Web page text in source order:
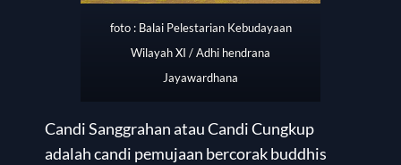
foto : Balai Pelestarian Kebudayaan
Wilayah XI / Adhi hendrana
Jayawardhana
Candi Sanggrahan atau Candi Cungkup
adalah candi pemujaan bercorak buddhis